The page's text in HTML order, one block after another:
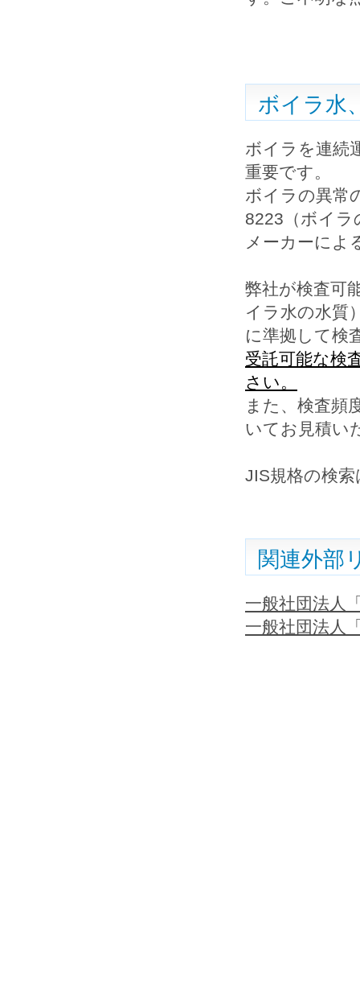
ボイラ水
ボイラを連続
重要です。
ボイラの異常
8223（ボイラ
メーカーによ
弊社が検査可
イラ水の水質
に準拠して検
受託可能な検
さい。
また、検査頻
いてお見積い
JIS規格の検索
関連外部
一般社団法人
一般社団法人